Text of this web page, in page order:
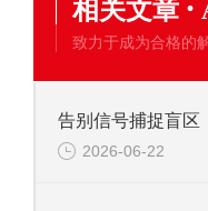
相关文章
致力于成为合格的
2026-06-22